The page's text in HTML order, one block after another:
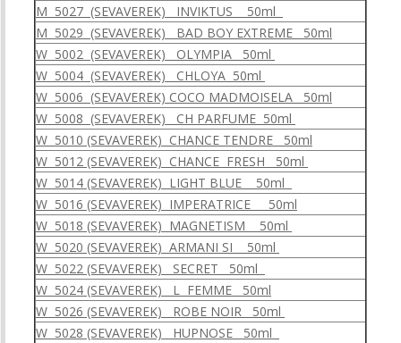
M 5027 (SEVAVEREK) INVIKTUS 50ml
M 5029 (SEVAVEREK) BAD BOY EXTREME 50ml
W 5002 (SEVAVEREK) OLYMPIA 50ml
W 5004 (SEVAVEREK) CHLOYA 50ml
W 5006 (SEVAVEREK) COCO MADMOISELA 50ml
W 5008 (SEVAVEREK) CH PARFUME 50ml
W 5010 (SEVAVEREK) CHANCE TENDRE 50ml
W 5012 (SEVAVEREK) CHANCE FRESH 50ml
W 5014 (SEVAVEREK) LIGHT BLUE 50ml
W 5016 (SEVAVEREK) IMPERATRICE 50ml
W 5018 (SEVAVEREK) MAGNETISM 50ml
W 5020 (SEVAVEREK) ARMANI SI 50ml
W 5022 (SEVAVEREK) SECRET 50ml
W 5024 (SEVAVEREK) L FEMME 50ml
W 5026 (SEVAVEREK) ROBE NOIR 50ml
W 5028 (SEVAVEREK) HUPNOSE 50ml